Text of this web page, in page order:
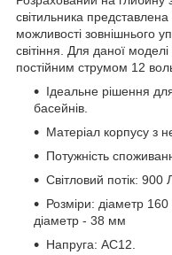
світильника
можливості зовнішнього
світіння. Для даної
постійним струмом 12
Ідеальне рішення
басейнів.
Матеріал корпусу з
Потужність
Світловий потік:
Розміри: діаметр
діаметр - 38 мм
Напруга: АС12.